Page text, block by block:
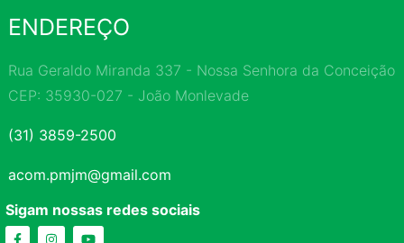
ENDEREÇO
Rua Geraldo Miranda 337 - Nossa Senhora da Conceição
CEP: 35930-027 - João Monlevade
(31) 3859-2500
acom.pmjm@gmail.com
Sigam nossas redes sociais